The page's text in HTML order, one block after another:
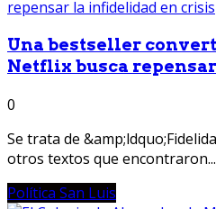
Una bestseller
Netflix busca
0
Se trata de
otros textos que encontraron...
Política San Luis